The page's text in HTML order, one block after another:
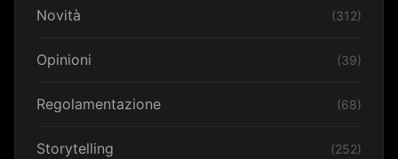
Novità (312)
Opinioni (39)
Regolamentazione (68)
Storytelling (252)